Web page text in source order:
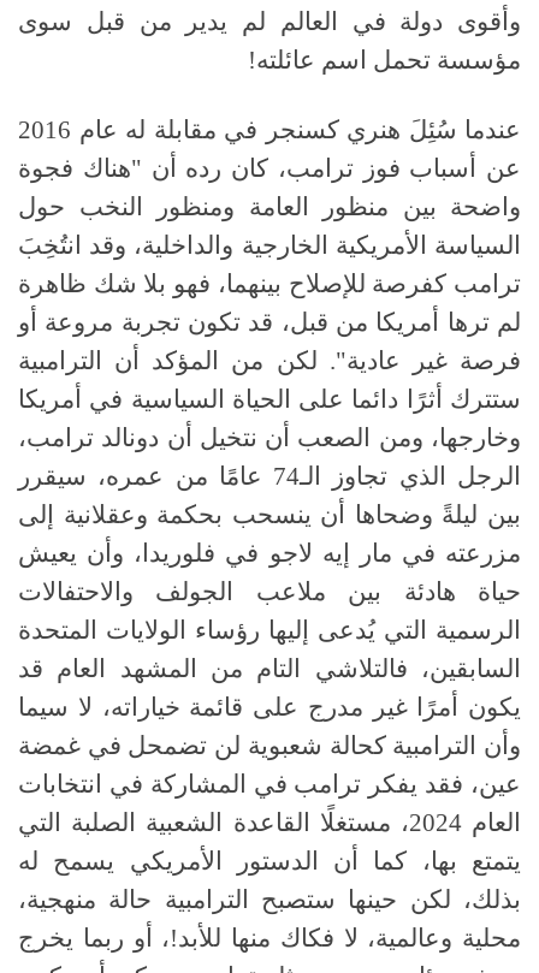
وأقوى دولة في العالم لم يدير من قبل سوى
مؤسسة تحمل اسم عائلته!
عندما سُئِلَ هنري كسنجر في مقابلة له عام 2016
عن أسباب فوز ترامب، كان رده أن "هناك فجوة
واضحة بين منظور العامة ومنظور النخب حول
السياسة الأمريكية الخارجية والداخلية، وقد انتُخِبَ
ترامب كفرصة للإصلاح بينهما، فهو بلا شك ظاهرة
لم ترها أمريكا من قبل، قد تكون تجربة مروعة أو
فرصة غير عادية". لكن من المؤكد أن الترامبية
ستترك أثرًا دائما على الحياة السياسية في أمريكا
وخارجها، ومن الصعب أن نتخيل أن دونالد ترامب،
الرجل الذي تجاوز الـ74 عامًا من عمره، سيقرر
بين ليلةً وضحاها أن ينسحب بحكمة وعقلانية إلى
مزرعته في مار إيه لاجو في فلوريدا، وأن يعيش
حياة هادئة بين ملاعب الجولف والاحتفالات
الرسمية التي يُدعى إليها رؤساء الولايات المتحدة
السابقين، فالتلاشي التام من المشهد العام قد
يكون أمرًا غير مدرج على قائمة خياراته، لا سيما
وأن الترامبية كحالة شعبوية لن تضمحل في غمضة
عين، فقد يفكر ترامب في المشاركة في انتخابات
العام 2024، مستغلًا القاعدة الشعبية الصلبة التي
يتمتع بها، كما أن الدستور الأمريكي يسمح له
بذلك، لكن حينها ستصبح الترامبية حالة منهجية،
محلية وعالمية، لا فكاك منها للأبد!، أو ربما يخرج